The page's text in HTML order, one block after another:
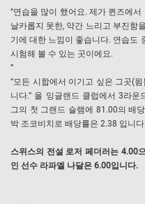
“연습을 많이 했어요. 제가 퀸즈에
날카롭지 못한, 약간 느리고 부진함
기에 대한 느낌이 좋습니다. 연습도
시험해 볼 수 있는 곳이에요.
”
“모든 시합에서 이기고 싶은 그곳(
니다.” 올 잉글랜드 클럽에서 3라
그의 첫 그랜드 슬램에 81.00의 배
박 조코비치로 배당률은 2.38 입니다.
스위스의 전설 로저 페더러는 4.00
인 선수 라파엘 나달은 6.00입니다.